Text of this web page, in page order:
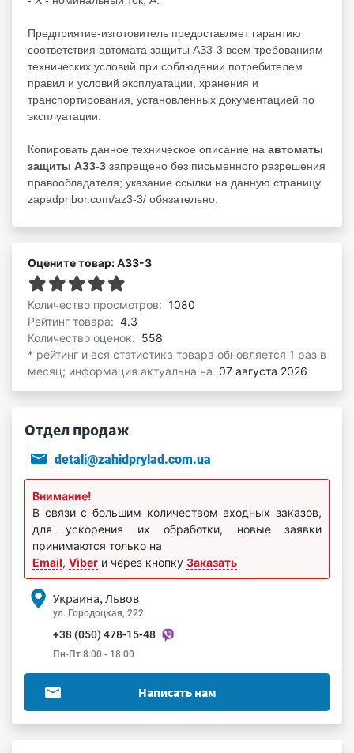
Предприятие-изготовитель предоставляет гарантию
соответствия автомата защиты АЗ3-3 всем требованиям
технических условий при соблюдении потребителем
правил и условий эксплуатации, хранения и
транспортирования, установленных документацией по
эксплуатации.
Копировать данное техническое описание на автоматы
защиты АЗ3-3 запрещено без письменного разрешения
правообладателя; указание ссылки на данную страницу
zapadpribor.com/az3-3/ обязательно.
Оцените товар: АЗ3-3
Количество просмотров: 1080
Рейтинг товара: 4.3
Количество оценок: 558
* рейтинг и вся статистика товара обновляется 1 раз в
месяц; информация актуальна на 07 августа 2026
Отдел продаж
detali@zahidprylad.com.ua
Внимание!
В связи с большим количеством входных заказов,
для ускорения их обработки, новые заявки
принимаются только на
Email, Viber и через кнопку Заказать
Украина, Львов
ул. Городоцкая, 222
+38 (050) 478-15-48
Пн-Пт 8:00 - 18:00
Написать нам